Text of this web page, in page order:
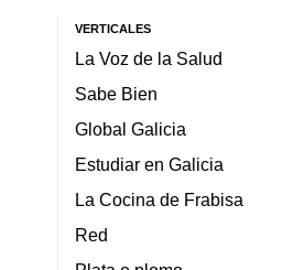
VERTICALES
La Voz de la Salud
Sabe Bien
Global Galicia
Estudiar en Galicia
La Cocina de Frabisa
Red